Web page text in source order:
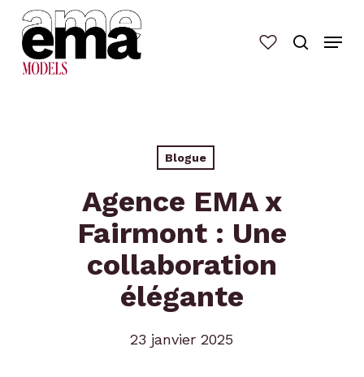
Skip
main
content
Blogue
Agence EMA x
Fairmont : Une
collaboration
élégante
23 janvier 2025